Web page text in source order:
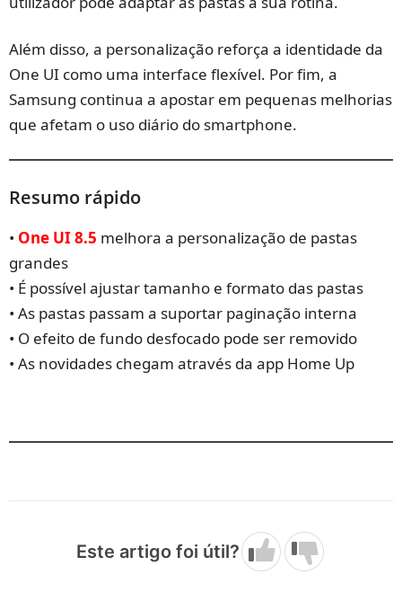
Além disso, a personalização reforça a identidade da
One UI como uma interface flexível. Por fim, a
Samsung continua a apostar em pequenas melhorias
que afetam o uso diário do smartphone.
Resumo rápido
• One UI 8.5 melhora a personalização de pastas
grandes
• É possível ajustar tamanho e formato das pastas
• As pastas passam a suportar paginação interna
• O efeito de fundo desfocado pode ser removido
• As novidades chegam através da app Home Up
Este artigo foi útil?